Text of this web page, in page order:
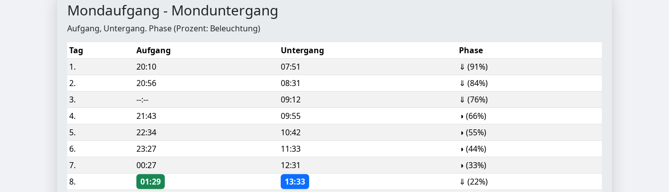
Mondaufgang - Monduntergang
Aufgang, Untergang. Phase (Prozent: Beleuchtung)
Tag
Aufgang Untergang
Phase
1.
20:10 07:51
⇓ (91%)
2.
20:56 08:31
⇓ (84%)
3.
--:-- 09:12
⇓ (76%)
4.
21:43 09:55
◑ (66%)
5.
22:34 10:42
◑ (55%)
6.
23:27 11:33
◑ (44%)
7.
00:27 12:31
◑ (33%)
8.
01:29 13:33
⇓ (22%)